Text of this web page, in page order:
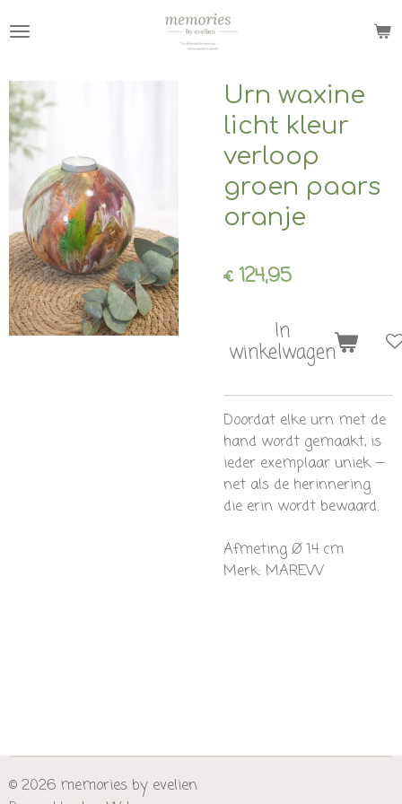
direct
de
hoofdinhoud
Urn waxine
licht kleur
verloop
groen paars
oranje
€ 124,95
In
winkelwagen
Doordat elke urn met de
hand wordt gemaakt, is
ieder exemplaar uniek —
net als de herinnering
die erin wordt bewaard.
Afmeting Ø 14 cm
Merk: MAREVV
© 2026 memories by evelien